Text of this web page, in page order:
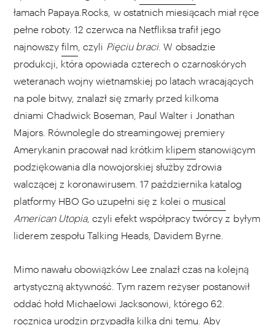
łamach Papaya.Rocks, w ostatnich miesiącach miał ręce
pełne roboty. 12 czerwca na Netfliksa trafił jego
najnowszy film , czyli Pięciu braci. W obsadzie
produkcji, która opowiada czterech o czarnoskórych
weteranach wojny wietnamskiej po latach wracających
na pole bitwy, znalazł się zmarły przed kilkoma
dniami Chadwick Boseman, Paul Walter i Jonathan
Majors. Równolegle do streamingowej premiery
Amerykanin pracował nad krótkim klipem stanowiącym
podziękowania dla nowojorskiej służby zdrowia
walczącej z koronawirusem. 17 października katalog
platformy HBO Go uzupełni się z kolei o musical
American Utopia, czyli efekt współpracy twórcy z byłym
liderem zespołu Talking Heads, Davidem Byrne.
Mimo nawału obowiązków Lee znalazł czas na kolejną
artystyczną aktywność. Tym razem reżyser postanowił
oddać hołd Michaelowi Jacksonowi, którego 62.
rocznica urodzin przypadła kilka dni temu. Aby